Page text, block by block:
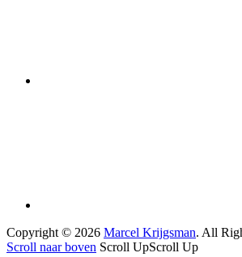
Copyright © 2026 Marcel Krijgsman. All
Scroll naar boven Scroll UpScroll Up